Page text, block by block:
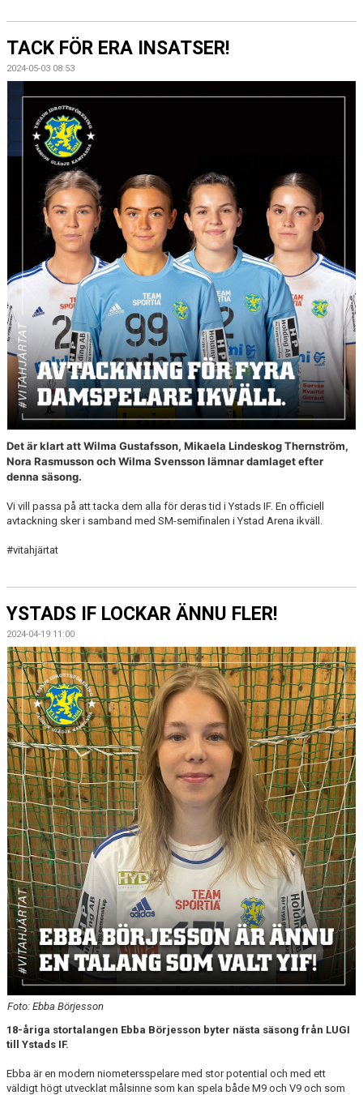
TACK FÖR ERA INSATSER!
2024-05-03 08:53
Det är klart att Wilma Gustafsson, Mikaela Lindeskog Thernström,
Nora Rasmusson och Wilma Svensson lämnar damlaget efter
denna säsong.
Vi vill passa på att tacka dem alla för deras tid i Ystads IF. En officiell
avtackning sker i samband med SM-semifinalen i Ystad Arena ikväll.
#vitahjärtat
YSTADS IF LOCKAR ÄNNU FLER!
2024-04-19 11:00
Foto: Ebba Börjesson
18-åriga stortalangen Ebba Börjesson byter nästa säsong från LUGI
till Ystads IF.
Ebba är en modern niometersspelare med stor potential och med ett
väldigt högt utvecklat målsinne som kan spela både M9 och V9 och som